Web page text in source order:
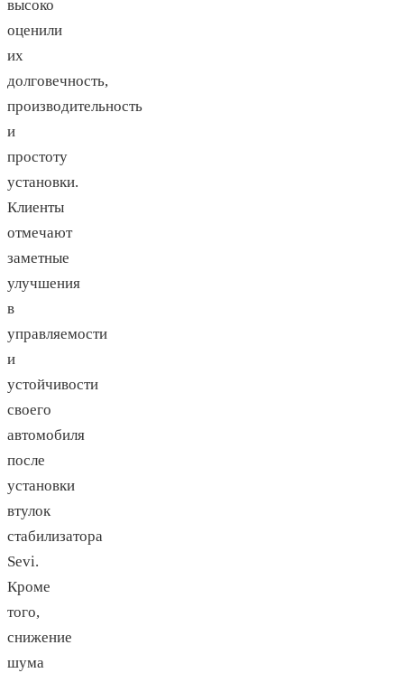
высоко
оценили
их
долговечность,
производительность
и
простоту
установки.
Клиенты
отмечают
заметные
улучшения
в
управляемости
и
устойчивости
своего
автомобиля
после
установки
втулок
стабилизатора
Sevi.
Кроме
того,
снижение
шума